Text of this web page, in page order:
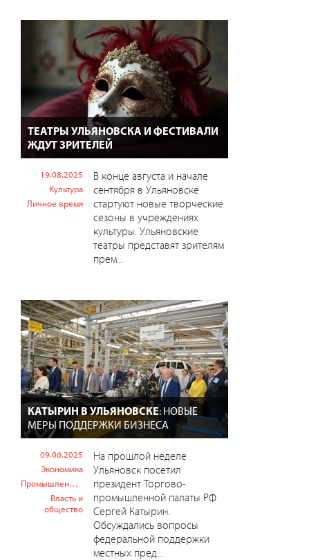
ТЕАТРЫ УЛЬЯНОВСКА И ФЕСТИВАЛИ
ЖДУТ ЗРИТЕЛЕЙ
19.08.2025
Культура
Личное время
В конце августа и начале
сентября в Ульяновске
стартуют новые творческие
сезоны в учреждениях
культуры. Ульяновские
театры представят зрителям
прем...
КАТЫРИН В УЛЬЯНОВСКЕ: НОВЫЕ
МЕРЫ ПОДДЕРЖКИ БИЗНЕСА
09.06.2025
Экономика
Промышленность
Власть и
общество
На прошлой неделе
Ульяновск посетил
президент Торгово-
промышленной палаты РФ
Сергей Катырин.
Обсуждались вопросы
федеральной поддержки
местных пред...